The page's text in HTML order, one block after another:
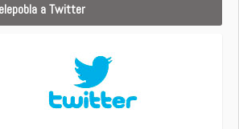
a Twitter